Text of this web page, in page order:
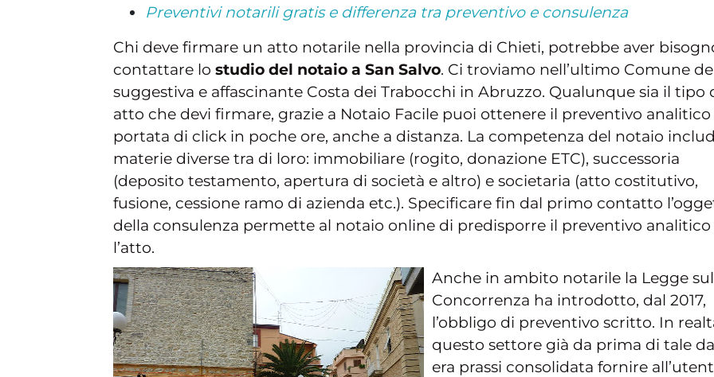
Preventivi notarili gratis e differenza tra preventivo e consulenza
Chi deve firmare un atto notarile nella provincia di Chieti, potrebbe aver
contattare lo studio del notaio a San Salvo. Ci troviamo nell’ultimo Comune
suggestiva e affascinante Costa dei Trabocchi in Abruzzo. Qualunque sia il tipo
atto che devi firmare, grazie a Notaio Facile puoi ottenere il preventivo analitico
portata di click in poche ore, anche a distanza. La competenza del notaio
materie diverse tra di loro: immobiliare (rogito, donazione ETC), successoria
(deposito testamento, apertura di società e altro) e societaria (atto costitutivo,
fusione, cessione ramo di azienda etc.). Specificare fin dal primo contatto
della consulenza permette al notaio online di predisporre il preventivo analitico
l’atto.
Anche in ambito notarile la Legge
Concorrenza ha introdotto, dal 2017,
l’obbligo di preventivo scritto. In
questo settore già da prima di tale
era prassi consolidata fornire